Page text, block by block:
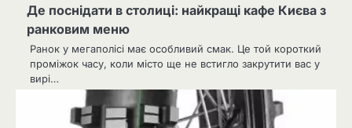
Де поснідати в столиці: найкращі кафе Києва з
ранковим меню
Ранок у мегаполісі має особливий смак. Це той короткий
проміжок часу, коли місто ще не встигло закрутити вас у
вирі…